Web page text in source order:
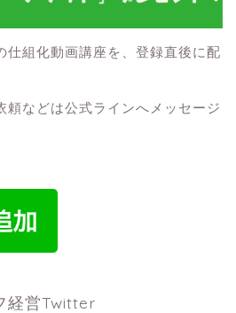
仕組化動画講座を、登録直後に配
頼などは公式ラインへメッセージ
経営Twitter